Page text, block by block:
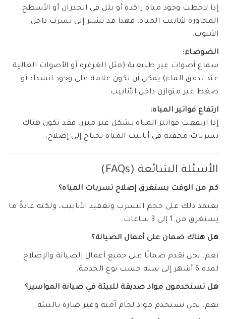
إذا لاحظت وجود مياه راكدة أو بلل في الجدران أو الأسطح
المجاورة لأنابيب المياه، فهذا قد يشير إلى تسرب داخل
الأنبوب.
الضوضاء:
سماع أصوات غير طبيعية (مثل الغرغرة أو الأصوات العالية
عند تدفق الماء) يمكن أن تكون علامة على وجود انسداد أو
ضغط غير متوازن داخل الأنابيب.
ارتفاع فواتير المياه:
إذا ارتفعت فواتير المياه بشكل غير مبرر، فقد تكون هناك
تسربات مخفية في أنابيب المياه تحتاج إلى إصلاح.
الأسئلة الشائعة (FAQs)
كم من الوقت يستغرق إصلاح تسربات المياه؟
يعتمد ذلك على حجم التسرب وتعقيد الأنابيب، ولكنه عادةً ما
يستغرق من 1 إلى 3 ساعات.
هل هناك ضمان على أعمال الصيانة؟
نعم، نحن نقدم ضمانًا على جميع أعمال الصيانة والإصلاح
لمدة 6 أشهر إلى سنة حسب نوع الخدمة.
هل تستخدمون مواد صديقة للبيئة في صيانة المواسير؟
نعم، نحن نستخدم مواد لحام آمنة وغير ضارة بالبيئة.